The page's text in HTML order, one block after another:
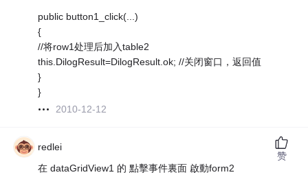
public button1_click(...)
{
//将row1处理后加入table2
this.DilogResult=DilogResult.ok; //关闭窗口，返回值
}
}
2010-12-12
redlei
在 dataGridView1 的 點擊事件裏面 啟動form2
赞